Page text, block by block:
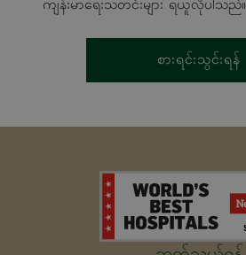
ကျန်းမာရေးသတင်းများ ရယူလိုပါသည်။
စားရင်းသွင်းရန်